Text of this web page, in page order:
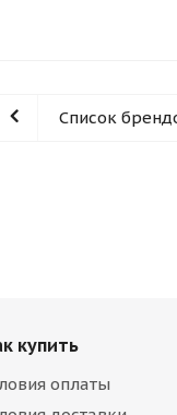
Список
купить
оплаты